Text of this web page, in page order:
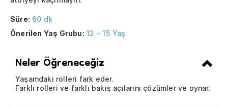
Süre: 60 dk
Önerilen Yaş Grubu: 12 - 15 Yaş
Neler Öğreneceğiz
Yaşamdaki rolleri fark eder.
Farklı rolleri ve farklı bakış açılarını çözümler ve oynar.